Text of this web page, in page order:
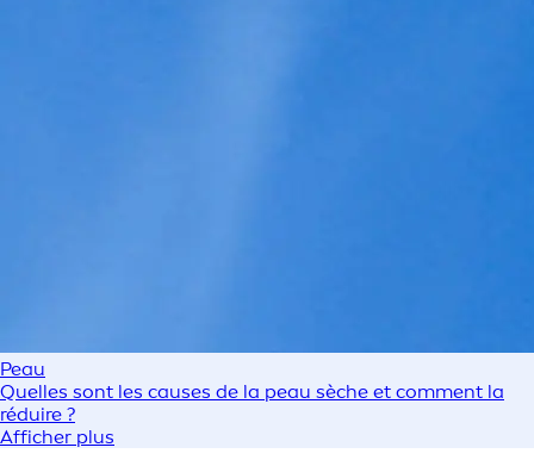
Peau
Quelles sont les causes de la peau sèche et comment la
réduire ?
Afficher plus